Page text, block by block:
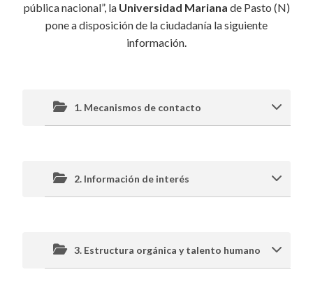
pública nacional”, la Universidad Mariana de Pasto (N)
pone a disposición de la ciudadanía la siguiente
información.
1. Mecanismos de contacto
2. Información de interés
3. Estructura orgánica y talento humano